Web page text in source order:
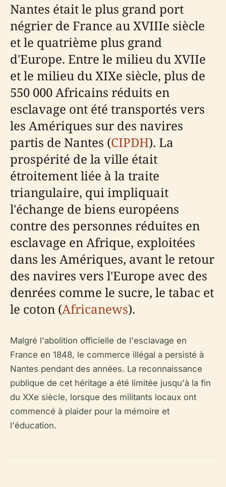
Nantes était le plus grand port
négrier de France au XVIIIe siècle
et le quatrième plus grand
d'Europe. Entre le milieu du XVIIe
et le milieu du XIXe siècle, plus de
550 000 Africains réduits en
esclavage ont été transportés vers
les Amériques sur des navires
partis de Nantes (CIPDH). La
prospérité de la ville était
étroitement liée à la traite
triangulaire, qui impliquait
l'échange de biens européens
contre des personnes réduites en
esclavage en Afrique, exploitées
dans les Amériques, avant le retour
des navires vers l'Europe avec des
denrées comme le sucre, le tabac et
le coton (Africanews).
Malgré l'abolition officielle de l'esclavage en
France en 1848, le commerce illégal a persisté à
Nantes pendant des années. La reconnaissance
publique de cet héritage a été limitée jusqu'à la fin
du XXe siècle, lorsque des militants locaux ont
commencé à plaider pour la mémoire et
l'éducation.